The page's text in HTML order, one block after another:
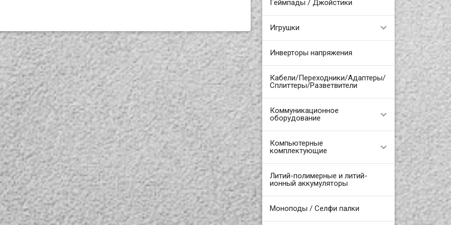
Геймпады / Джойстики
Игрушки
Инверторы напряжения
Кабели/Переходники/Адаптеры/
Сплиттеры/Разветвители
Коммуникационное
оборудование
Компьютерные
комплектующие
Литий-полимерные и литий-
ионный аккумуляторы
Моноподы / Селфи палки
по одному
очень
и
еще
стену,